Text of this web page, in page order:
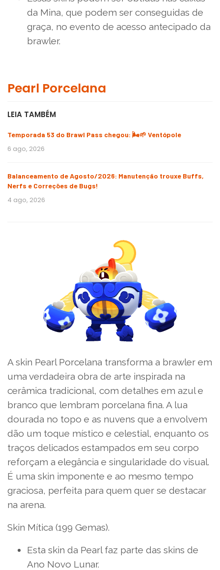
da Mina, que podem ser conseguidas de
graça, no evento de acesso antecipado da
brawler.
Pearl Porcelana
LEIA TAMBÉM
Temporada 53 do Brawl Pass chegou: 🌬️🌱 Ventópole
6 ago, 2026
Balanceamento de Agosto/2026: Manutenção trouxe Buffs,
Nerfs e Correções de Bugs!
4 ago, 2026
A skin Pearl Porcelana transforma a brawler em
uma verdadeira obra de arte inspirada na
cerâmica tradicional, com detalhes em azul e
branco que lembram porcelana fina. A lua
dourada no topo e as nuvens que a envolvem
dão um toque místico e celestial, enquanto os
traços delicados estampados em seu corpo
reforçam a elegância e singularidade do visual.
É uma skin imponente e ao mesmo tempo
graciosa, perfeita para quem quer se destacar
na arena.
Skin Mítica (199 Gemas).
Esta skin da Pearl faz parte das skins de
Ano Novo Lunar.